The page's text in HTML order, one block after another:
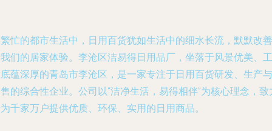
忙的都市生活中，日用百货犹如生活中的细水长流，默默改善
们的居家体验。李沧区洁易得日用品厂，坐落于风景优美、工
蕴深厚的青岛市李沧区，是一家专注于日用百货研发、生产与
的综合性企业。公司以“洁净生活，易得相伴”为核心理念，致
千家万户提供优质、环保、实用的日用商品。